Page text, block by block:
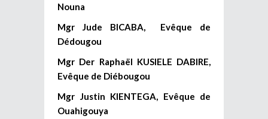
Nouna
Mgr Jude BICABA, Evêque de
Dédougou
Mgr Der Raphaël KUSIELE DABIRE,
Evêque de Diébougou
Mgr Justin KIENTEGA, Evêque de
Ouahigouya